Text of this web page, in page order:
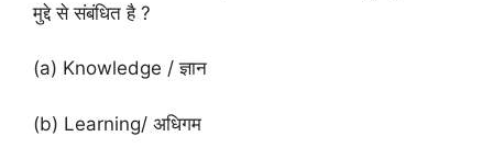
मुद्दे से संबंधित है ?
(a) Knowledge / ज्ञान
(b) Learning/ अधिगम